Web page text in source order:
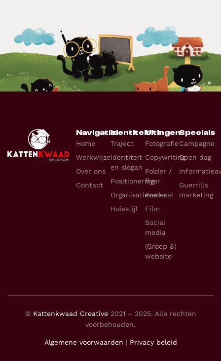
Navigatie
Home
Werkwijze
Over ons
Contact
Identiteit
Traject
Identiteit
en slogan
Positionering
Organisatieverhaal
Huisstijl
Uitingen
Fotografie
Copywriting
Folder /
flyer
Poster
Film
Social
media
(Groep 8)
website
Specials
Campagne
Open dag
Guerrilla
marketing
© Kattenkwaad Creative2021 – 2025. Alle rechten
voorbehouden.
Algemene voorwaarden | Privacy beleid